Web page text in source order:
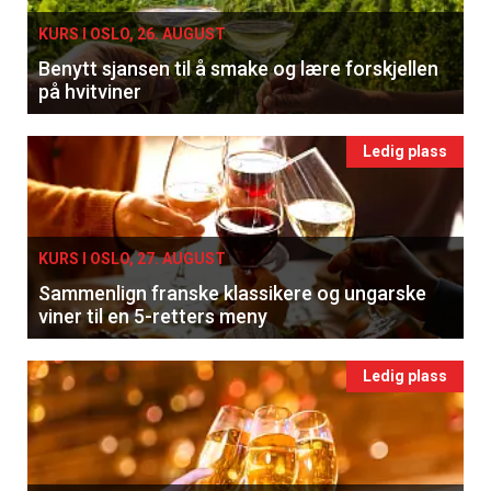
KURS I OSLO, 26. AUGUST
Benytt sjansen til å smake og lære forskjellen
på hvitviner
Ledig plass
KURS I OSLO, 27. AUGUST
Sammenlign franske klassikere og ungarske
viner til en 5-retters meny
Ledig plass